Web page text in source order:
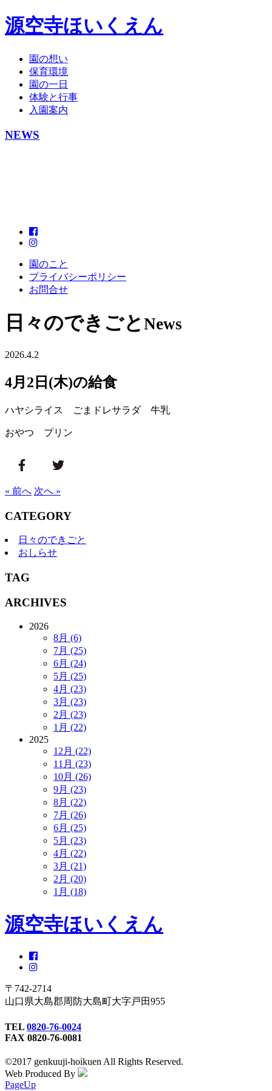
源空寺ほいくえん
園の想い
保育環境
園の一日
体験と行事
入園案内
NEWS
園のこと
プライバシーポリシー
お問合せ
日々のできごと News
2026.4.2
4月2日(木)の給食
ハヤシライス ごまドレサラダ 牛乳
おやつ プリン
« 前へ 次へ »
CATEGORY
日々のできごと
おしらせ
TAG
ARCHIVES
2026
8月 (6)
7月 (25)
6月 (24)
5月 (25)
4月 (23)
3月 (23)
2月 (23)
1月 (22)
2025
12月 (22)
11月 (23)
10月 (26)
9月 (23)
8月 (22)
7月 (26)
6月 (25)
5月 (23)
4月 (22)
3月 (21)
2月 (20)
1月 (18)
源空寺ほいくえん
〒742-2714
山口県大島郡周防大島町大字戸田955
TEL 0820-76-0024
FAX 0820-76-0081
©2017 genkuuji-hoikuen All Rights Reserved.
Web Produced By
PageUp